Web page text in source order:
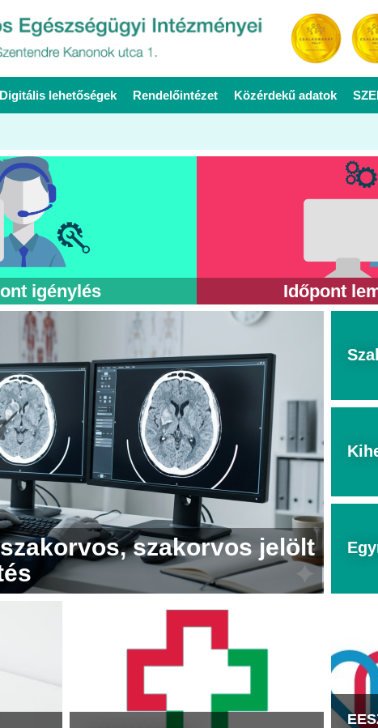
Digitális lehetőségek Rendelőintézet Közérdekű adatok
igénylés Időpont
szakorvos jelölt